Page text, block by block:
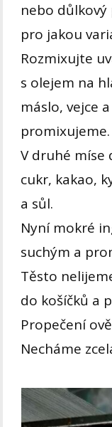
nebo důlkový
pro jakou
Rozmixujte
s olejem na
máslo, vejce
promixujeme.
V druhé míse
cukr, kakao,
a sůl.
Nyní mokré
suchým a
Těsto
do košíčků a
Propečení
Necháme